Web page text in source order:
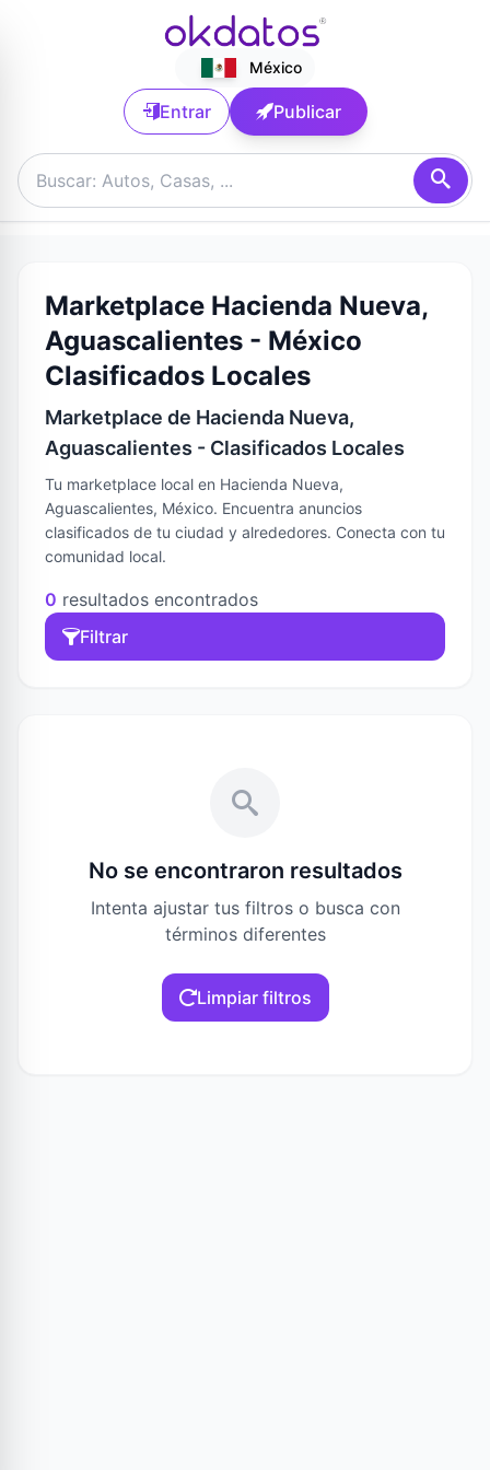
México
Entrar Publicar
Marketplace Hacienda Nueva,
Aguascalientes - México
Clasificados Locales
Marketplace de Hacienda Nueva,
Aguascalientes - Clasificados Locales
Tu marketplace local en Hacienda Nueva,
Aguascalientes, México. Encuentra anuncios
clasificados de tu ciudad y alrededores. Conecta con tu
comunidad local.
0 resultados encontrados
Filtrar
No se encontraron resultados
Intenta ajustar tus filtros o busca con
términos diferentes
Limpiar filtros